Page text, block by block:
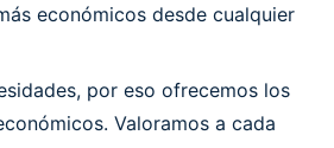
económicos desde cualquier
por eso ofrecemos los
Valoramos a cada